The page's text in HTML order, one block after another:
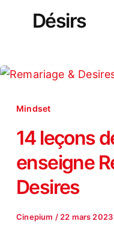
Désirs
Mindset
14 leçons
enseigne
Desires
Cinepium / 22 mars 2023